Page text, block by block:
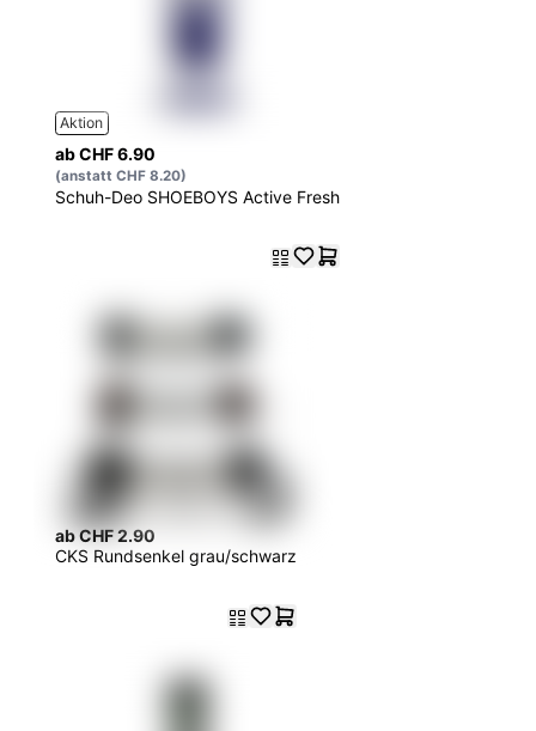
Aktion
ab CHF 6.90
(anstatt CHF 8.20)
Schuh-Deo SHOEBOYS Active Fresh
ab CHF 2.90
CKS Rundsenkel grau/schwarz